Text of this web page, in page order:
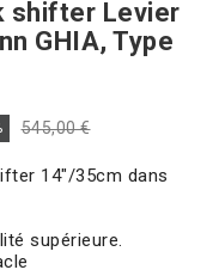
shifter Levier
GHIA, Type
545,00 €
14"/35cm dans
supérieure.